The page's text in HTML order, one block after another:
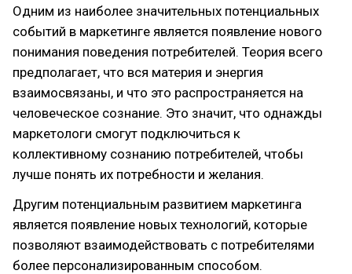
Одним из наиболее значительных потенциальных
событий в маркетинге является появление нового
понимания поведения потребителей. Теория всего
предполагает, что вся материя и энергия
взаимосвязаны, и что это распространяется на
человеческое сознание. Это значит, что однажды
маркетологи смогут подключиться к
коллективному сознанию потребителей, чтобы
лучше понять их потребности и желания.
Другим потенциальным развитием маркетинга
является появление новых технологий, которые
позволяют взаимодействовать с потребителями
более персонализированным способом.